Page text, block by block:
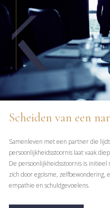
Scheiden van een
Samenleven met een partner die
persoonlijkheidsstoornis laat vaak
De persoonlijkheidsstoornis is
zich door egoïsme,
empathie en schuldgevoelens.